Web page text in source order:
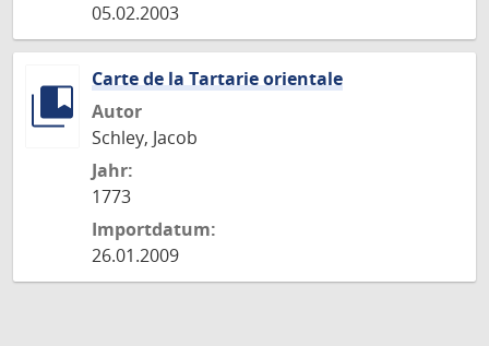
05.02.2003
Carte de la Tartarie orientale
Autor
Schley, Jacob
Jahr:
1773
Importdatum:
26.01.2009